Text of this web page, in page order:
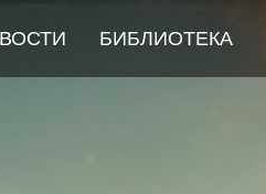
БИБЛИОТЕКА